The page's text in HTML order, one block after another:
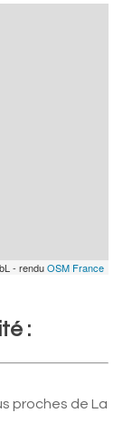
- renduOSM France
:
proches de La